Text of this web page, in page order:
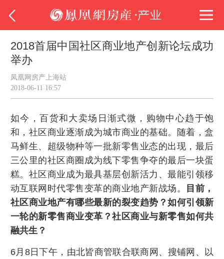
2018首届中国社区商业地产创新论坛成功
举办
凤凰网房产上海站
2018-06-11 16:57
如今，百货和大卖场日渐式微，购物中心趋于饱
和，社区商业逐渐成为城市商业的基础。随着，盒
马鲜生、超级物种等一批新零售业态的出现，最后
三公里的社区商圈成为线下零售争夺的最后一块蛋
糕。社区商业成为最具基层创新活力、最能引领移
动互联网时代零售变革的商业地产新战场。
目前，
社区商业地产有哪些最新的裂变趋势？如何引领新
一轮的新零售商业变革？社区商业与新零售如何共
融共生？
6月8日下午，由北皆商管联合联商网、搜铺网、以